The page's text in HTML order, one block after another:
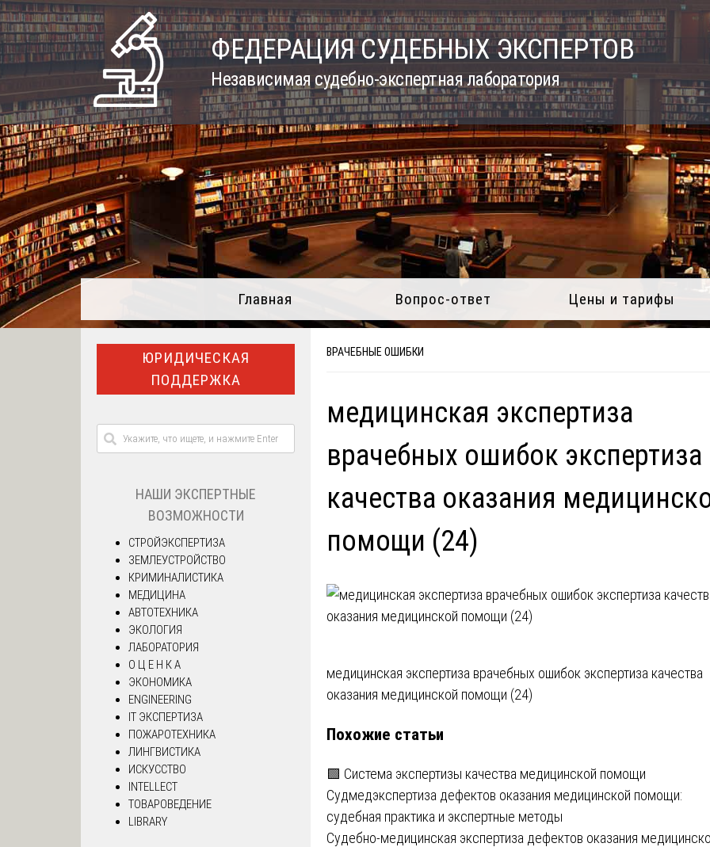
Skip
to
content
ФЕДЕРАЦИЯ СУДЕБНЫХ ЭКСПЕРТОВ
Независимая судебно-экспертная лаборатория
Главная Вопрос-ответ Цены и тарифы
ВРАЧЕБНЫЕ ОШИБКИ
медицинская экспертиза
врачебных ошибок экспертиза
качества оказания
помощи (24)
Навигация
записям
медицинская экспертиза врачебных ошибок экспертиза качества
оказания медицинской помощи (24)
Похожие статьи
🟩 Система экспертизы качества медицинской помощи
Судмедэкспертиза дефектов оказания медицинской помощи:
судебная практика и экспертные методы
Судебно-медицинская экспертиза дефектов оказания
ЮРИДИЧЕСКАЯ
ПОДДЕРЖКА
НАШИ ЭКСПЕРТНЫЕ
ВОЗМОЖНОСТИ
СТРОЙЭКСПЕРТИЗА
ЗЕМЛЕУСТРОЙСТВО
КРИМИНАЛИСТИКА
МЕДИЦИНА
АВТОТЕХНИКА
ЭКОЛОГИЯ
ЛАБОРАТОРИЯ
О Ц Е Н К А
ЭКОНОМИКА
ENGINEERING
IT ЭКСПЕРТИЗА
ПОЖАРОТЕХНИКА
ЛИНГВИСТИКА
ИСКУССТВО
INTELLECT
ТОВАРОВЕДЕНИЕ
LIBRARY